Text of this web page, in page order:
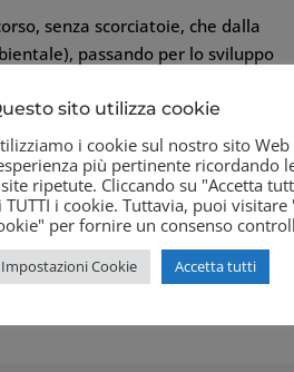
senza scorciatoie, che dalla
passando per lo sviluppo
sito utilizza cookie
i cookie sul nostro sito
più pertinente ricordando
ripetute. Cliccando su "Accetta
TUTTI i cookie. Tuttavia, puoi
per fornire un consenso
Impostazioni Cookie Accetta tutti